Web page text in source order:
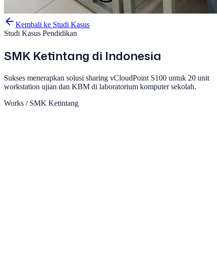
Kembali ke Studi Kasus
Studi Kasus Pendidikan
SMK Ketintang di Indonesia
Sukses menerapkan solusi sharing vCloudPoint S100 untuk 20 unit
workstation ujian dan KBM di laboratorium komputer sekolah.
Works /SMK Ketintang